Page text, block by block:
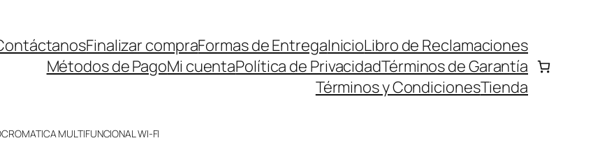
Finalizar compraFormas de EntregaInicioLibro de Reclamaciones
Métodos de PagoMi cuentaPolítica de PrivacidadTérminos de Garantía
Términos y CondicionesTienda
MULTIFUNCIONAL WI-FI